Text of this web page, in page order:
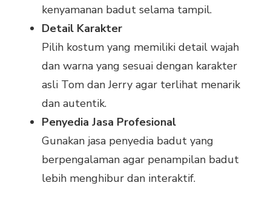
kenyamanan badut selama tampil.
Detail Karakter
Pilih kostum yang memiliki detail wajah
dan warna yang sesuai dengan karakter
asli Tom dan Jerry agar terlihat menarik
dan autentik.
Penyedia Jasa Profesional
Gunakan jasa penyedia badut yang
berpengalaman agar penampilan badut
lebih menghibur dan interaktif.